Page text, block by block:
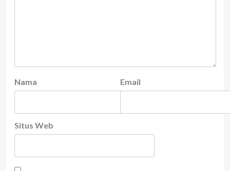
Nama Email
Situs Web